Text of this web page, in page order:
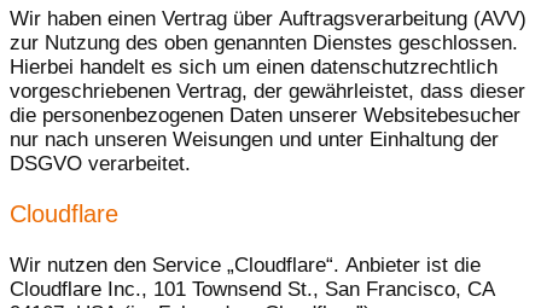
Wir haben einen Vertrag über Auftragsverarbeitung (AVV)
zur Nutzung des oben genannten Dienstes geschlossen.
Hierbei handelt es sich um einen datenschutzrechtlich
vorgeschriebenen Vertrag, der gewährleistet, dass dieser
die personenbezogenen Daten unserer Websitebesucher
nur nach unseren Weisungen und unter Einhaltung der
DSGVO verarbeitet.
Cloudflare
Wir nutzen den Service „Cloudflare“. Anbieter ist die
Cloudflare Inc., 101 Townsend St., San Francisco, CA